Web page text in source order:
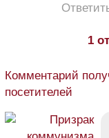
1
Комментарий
посетителей